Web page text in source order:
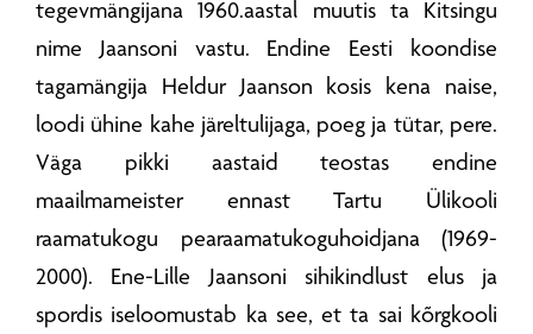
tegevmängijana 1960.aastal muutis ta Kitsingu
nime Jaansoni vastu. Endine Eesti koondise
tagamängija Heldur Jaanson kosis kena naise,
loodi ühine kahe järeltulijaga, poeg ja tütar, pere.
Väga pikki aastaid teostas endine
maailmameister ennast Tartu Ülikooli
raamatukogu pearaamatukoguhoidjana (1969-
2000). Ene-Lille Jaansoni sihikindlust elus ja
spordis iseloomustab ka see, et ta sai kõrgkooli